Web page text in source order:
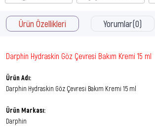
Ürün Özellikleri Yorumlar(0)
Darphin Hydraskin Göz Çevresi Bakım Kremi 15 ml
Ürün Adı:
Darphin Hydraskin Göz Çevresi Bakım Kremi 15 ml
Ürün Markası:
Darphin